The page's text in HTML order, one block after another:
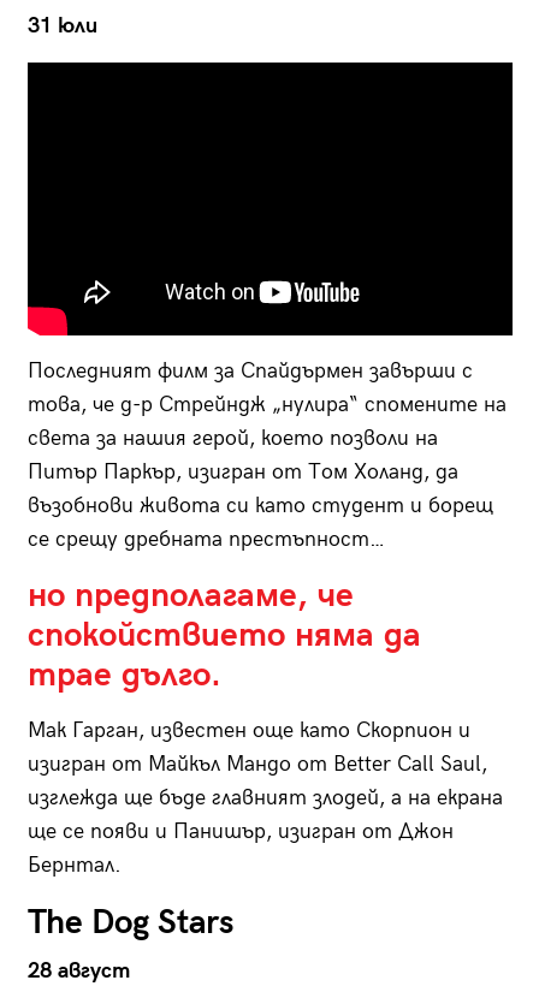
31 юли
Последният филм за Спайдърмен завърши с
това, че д-р Стрейндж „нулира“ спомените на
света за нашия герой, което позволи на
Питър Паркър, изигран от Том Холанд, да
възобнови живота си като студент и борещ
се срещу дребната престъпност…
но предполагаме, че
спокойствието няма да
трае дълго.
Мак Гарган, известен още като Скорпион и
изигран от Майкъл Мандо от Better Call Saul,
изглежда ще бъде главният злодей, а на екрана
ще се появи и Панишър, изигран от Джон
Бернтал.
The Dog Stars
28 август